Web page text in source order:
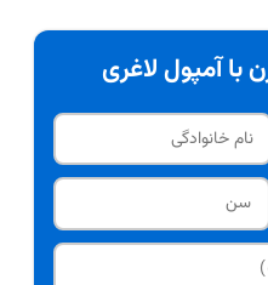
آمپول لاغری